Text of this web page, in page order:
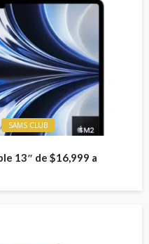
SAMS CLUB
13″ de $16,999 a